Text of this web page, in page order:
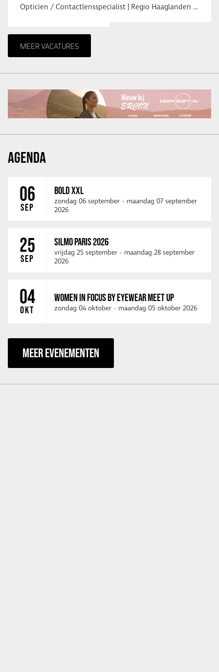
Opticien / Contactlensspecialist | Regio Haaglanden & Rotterdam Saludos uit …
MEER VACATURES
AGENDA
06
SEP
BOLD XXL
zondag 06 september - maandag 07 september
2026
25
SEP
SILMO PARIS 2026
vrijdag 25 september - maandag 28 september
2026
04
OKT
WOMEN IN FOCUS BY EYEWEAR MEET UP
zondag 04 oktober - maandag 05 oktober 2026
MEER EVENEMENTEN